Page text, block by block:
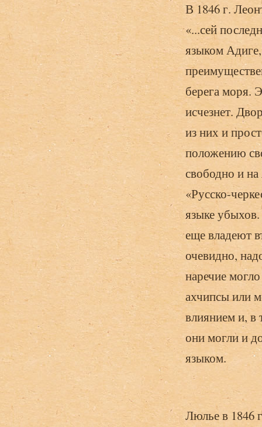
В 1846 г.
«...сей
языком
берега моря.
исчезнет.
из них и
положению
свободно и
«Русско-
языке
еще владеют
очевидно,
наречие
ахчипсы или
влиянием и, в
они могли и
языком.
Люлье в 1846